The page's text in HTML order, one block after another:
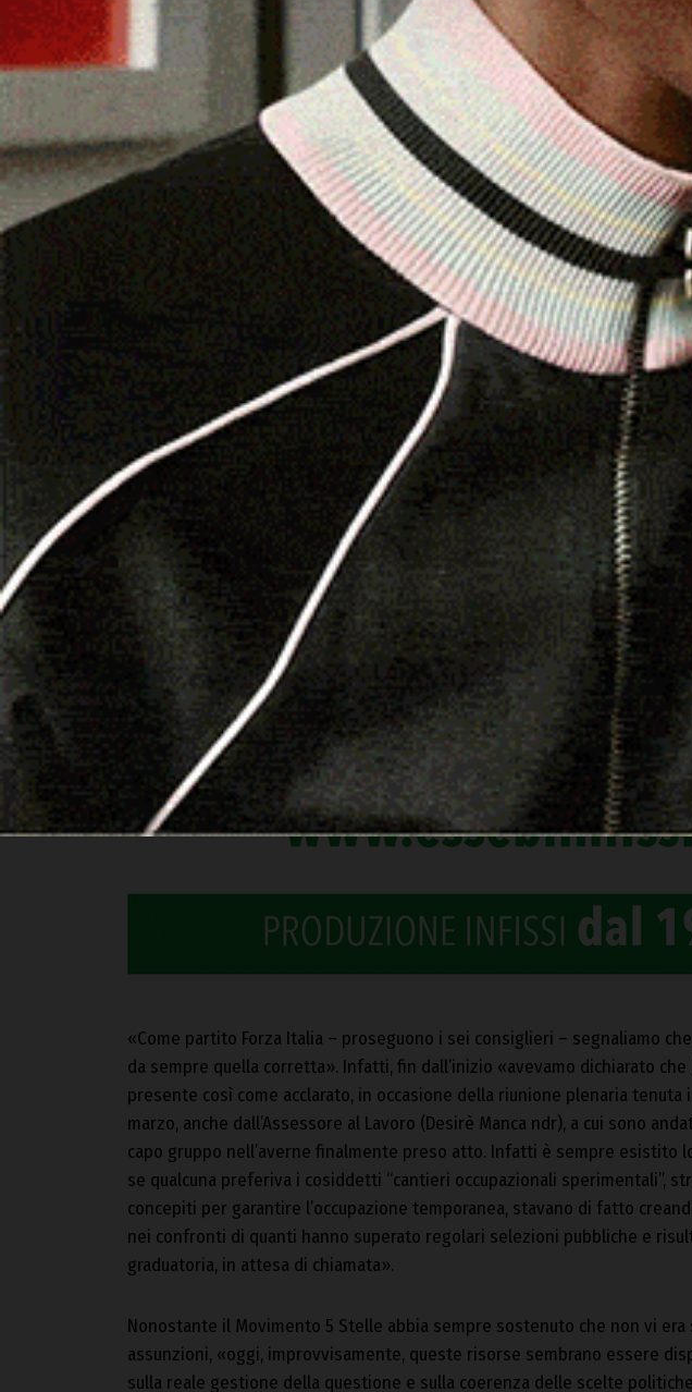
Cocciu, Piero Maieli, Giuseppe Talanas, Giovanni Chessa, Ivan Piras e
continua a destare grande preoccupazione e indignazione tra i
Mentre centinaia di idonei ai concorsi pubblici sono rimasti in attesa di
spiegano –, abbiamo assistito all’adozione di modalità di assunzione,
normativa vigente, che hanno cercato penalizzare i candidati meritevoli
sperimentali di dubbia equità, con la scusa che non c’era spazio
«Come partito Forza Italia – proseguono i sei consiglieri – segnaliamo
da sempre quella corretta». Infatti, fin dall’inizio «avevamo dichiarato
presente così come acclarato, in occasione della riunione plenaria tenuta
marzo, anche dall’Assessore al Lavoro (Desirè Manca ndr), a cui sono
capo gruppo nell’averne finalmente preso atto. Infatti è sempre esistito
se qualcuna preferiva i cosiddetti “cantieri occupazionali sperimentali”,
concepiti per garantire l’occupazione temporanea, stavano di fatto
nei confronti di quanti hanno superato regolari selezioni pubbliche e
graduatoria, in attesa di chiamata».
Nonostante il Movimento 5 Stelle abbia sempre sostenuto che non vi era
assunzioni, «oggi, improvvisamente, queste risorse sembrano essere
sulla reale gestione della questione e sulla coerenza delle scelte